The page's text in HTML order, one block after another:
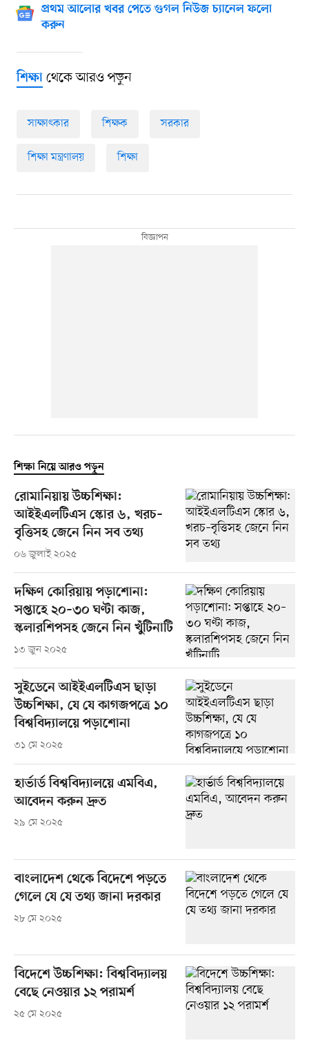
প্রথম আলোর খবর পেতে গুগল নিউজ চ্যানেল ফলো
করুন
শিক্ষাথেকে আরও পড়ুন
সাক্ষাৎকার শিক্ষক সরকার
শিক্ষা মন্ত্রণালয় শিক্ষা
শিক্ষা নিয়ে আরও পড়ুন
রোমানিয়ায় উচ্চশিক্ষা:
আইইএলটিএস স্কোর ৬, খরচ–
বৃত্তিসহ জেনে নিন সব তথ্য
০৬ জুলাই ২০২৫
দক্ষিণ কোরিয়ায় পড়াশোনা:
সপ্তাহে ২০–৩০ ঘণ্টা কাজ,
স্কলারশিপসহ জেনে নিন খুঁটিনাটি
১৩ জুন ২০২৫
সুইডেনে আইইএলটিএস ছাড়া
উচ্চশিক্ষা, যে যে কাগজপত্রে ১০
বিশ্ববিদ্যালয়ে পড়াশোনা
৩১ মে ২০২৫
হার্ভার্ড বিশ্ববিদ্যালয়ে এমবিএ,
আবেদন করুন দ্রুত
২৯ মে ২০২৫
বাংলাদেশ থেকে বিদেশে পড়তে
গেলে যে যে তথ্য জানা দরকার
২৮ মে ২০২৫
বিদেশে উচ্চশিক্ষা: বিশ্ববিদ্যালয়
বেছে নেওয়ার ১২ পরামর্শ
২৫ মে ২০২৫